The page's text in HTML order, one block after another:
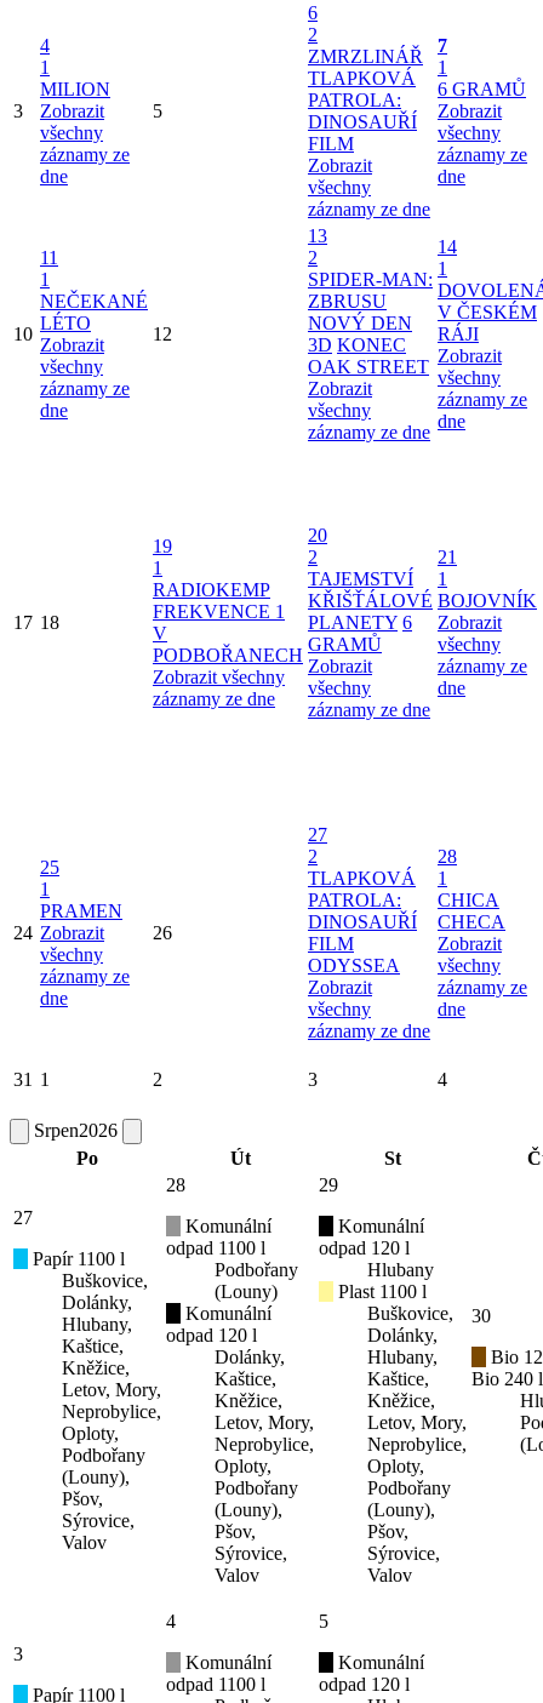
3
4
1
MILION
Zobrazit
všechny
záznamy ze
dne
5
6
2
ZMRZLINÁŘ
TLAPKOVÁ
PATROLA:
DINOSAUŘÍ
FILM
Zobrazit
všechny
záznamy ze dne
7
1
6 GRAMŮ
Zobrazit
všechny
záznamy ze
dne
10
11
1
NEČEKANÉ
LÉTO
Zobrazit
všechny
záznamy ze
dne
12
13
2
SPIDER-MAN:
ZBRUSU
NOVÝ DEN
3D KONEC
OAK STREET
Zobrazit
všechny
záznamy ze dne
14
1
V ČESKÉM
RÁJI
Zobrazit
všechny
záznamy ze
dne
17 18
19
1
RADIOKEMP
FREKVENCE 1
V
PODBOŘANECH
Zobrazit všechny
záznamy ze dne
20
2
TAJEMSTVÍ
KŘIŠŤÁLOVÉ
PLANETY 6
GRAMŮ
Zobrazit
všechny
záznamy ze dne
21
1
BOJOVNÍK
Zobrazit
všechny
záznamy ze
dne
24
25
1
PRAMEN
Zobrazit
všechny
záznamy ze
dne
26
27
2
TLAPKOVÁ
PATROLA:
DINOSAUŘÍ
FILM
ODYSSEA
Zobrazit
všechny
záznamy ze dne
28
1
CHICA
CHECA
Zobrazit
všechny
záznamy ze
dne
31 1 2 3 4
Srpen2026
Po
Út St
27
Papír 1100 l
Buškovice,
Dolánky,
Hlubany,
Kaštice,
Kněžice,
Letov, Mory,
Neprobylice,
Oploty,
Podbořany
(Louny),
Pšov,
Sýrovice,
Valov
28
Komunální
odpad 1100 l
Podbořany
(Louny)
Komunální
odpad 120 l
Dolánky,
Kaštice,
Kněžice,
Letov, Mory,
Neprobylice,
Oploty,
Podbořany
(Louny),
Pšov,
Sýrovice,
Valov
29
Komunální
odpad 120 l
Hlubany
Plast 1100 l
Buškovice,
Dolánky,
Hlubany,
Kaštice,
Kněžice,
Letov, Mory,
Neprobylice,
Oploty,
Podbořany
(Louny),
Pšov,
Sýrovice,
Valov
30
Bio
Bio 240 l
3
Papír 1100 l
4
Komunální
odpad 1100 l
5
Komunální
odpad 120 l